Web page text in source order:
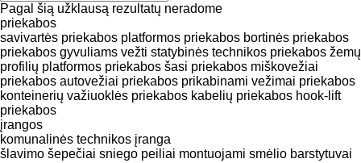
Pagal šią užklausą rezultatų neradome
priekabos
savivartės priekabos platformos priekabos bortinės priekabos
priekabos gyvuliams vežti statybinės technikos priekabos žemų
profilių platformos priekabos šasi priekabos miškovežiai
priekabos autovežiai priekabos prikabinami vežimai priekabos
konteinerių važiuoklės priekabos kabelių priekabos hook-lift
priekabos
įrangos
komunalinės technikos įranga
šlavimo šepečiai sniego peiliai montuojami smėlio barstytuvai